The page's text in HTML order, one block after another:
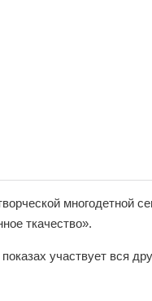
многодетной
ткачество».
участвует вся